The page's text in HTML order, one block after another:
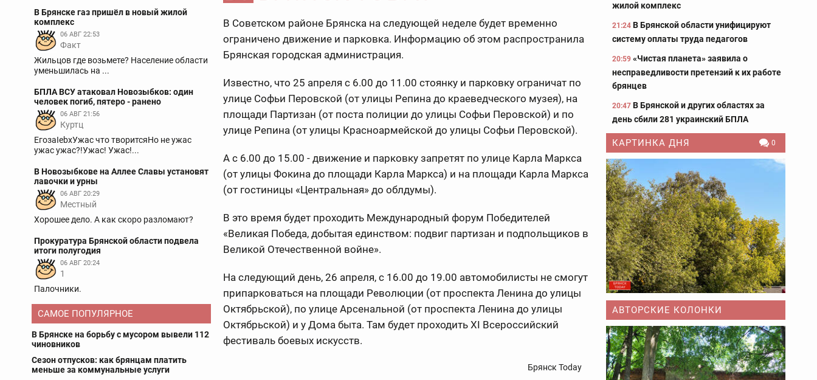
В Брянске газ пришёл в новый жилой
комплекс
06 АВГ 22:53
Факт
Жильцов где возьмете? Население области
уменьшилась на ...
БПЛА ВСУ атаковал Новозыбков: один
человек погиб, пятеро - ранено
06 АВГ 21:56
Куртц
ЕгозаIebxУжас что творитсяНо не ужас
ужас ужас?!Ужас! Ужас!...
В Новозыбкове на Аллее Славы установят
лавочки и урны
06 АВГ 20:29
Местный
Хорошее дело. А как скоро разломают?
Прокуратура Брянской области подвела
итоги полугодия
06 АВГ 20:24
1
Палочники.
САМОЕ ПОПУЛЯРНОЕ
В Брянске на борьбу с мусором вывели 112
чиновников
Сезон отпусков: как брянцам платить
меньше за коммунальные услуги
В Советском районе Брянска на следующей неделе будет временно
ограничено движение и парковка. Информацию об этом распространила
Брянская городская администрация.
Известно, что 25 апреля с 6.00 до 11.00 стоянку и парковку ограничат по
улице Софьи Перовской (от улицы Репина до краеведческого музея), на
площади Партизан (от поста полиции до улицы Софьи Перовской) и по
улице Репина (от улицы Красноармейской до улицы Софьи Перовской).
А с 6.00 до 15.00 - движение и парковку запретят по улице Карла Маркса
(от улицы Фокина до площади Карла Маркса) и на площади Карла Маркса
(от гостиницы «Центральная» до облдумы).
В это время будет проходить Международный форум Победителей
«Великая Победа, добытая единством: подвиг партизан и подпольщиков в
Великой Отечественной войне».
На следующий день, 26 апреля, с 16.00 до 19.00 автомобилисты не смогут
припарковаться на площади Революции (от проспекта Ленина до улицы
Октябрьской), по улице Арсенальной (от проспекта Ленина до улицы
Октябрьской) и у Дома быта. Там будет проходить XI Всероссийский
фестиваль боевых искусств.
Брянск Today
жилой комплекс
21:24 В Брянской области унифицируют
систему оплаты труда педагогов
20:59 «Чистая планета» заявила о
несправедливости претензий к их работе
брянцев
20:47 В Брянской и других областях за
день сбили 281 украинский БПЛА
КАРТИНКА ДНЯ 0
АВТОРСКИЕ КОЛОНКИ